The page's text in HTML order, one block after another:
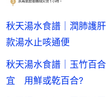
秋天湯水食譜｜潤肺護
款湯水止咳通便
秋天湯水食譜｜玉竹百
宜 用鮮或乾百合?